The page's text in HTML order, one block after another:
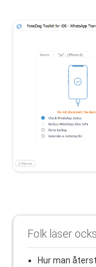
Folk läser
Hur man